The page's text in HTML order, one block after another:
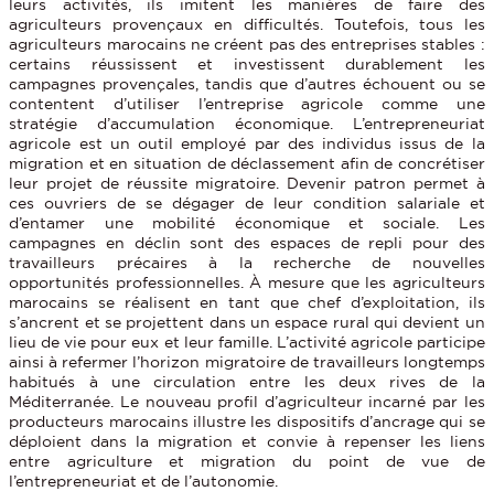
leurs activités, ils imitent les manières de faire des
agriculteurs provençaux en difficultés. Toutefois, tous les
agriculteurs marocains ne créent pas des entreprises stables :
certains réussissent et investissent durablement les
campagnes provençales, tandis que d’autres échouent ou se
contentent d’utiliser l’entreprise agricole comme une
stratégie d’accumulation économique. L’entrepreneuriat
agricole est un outil employé par des individus issus de la
migration et en situation de déclassement afin de concrétiser
leur projet de réussite migratoire. Devenir patron permet à
ces ouvriers de se dégager de leur condition salariale et
d’entamer une mobilité économique et sociale. Les
campagnes en déclin sont des espaces de repli pour des
travailleurs précaires à la recherche de nouvelles
opportunités professionnelles. À mesure que les agriculteurs
marocains se réalisent en tant que chef d’exploitation, ils
s’ancrent et se projettent dans un espace rural qui devient un
lieu de vie pour eux et leur famille. L’activité agricole participe
ainsi à refermer l’horizon migratoire de travailleurs longtemps
habitués à une circulation entre les deux rives de la
Méditerranée. Le nouveau profil d’agriculteur incarné par les
producteurs marocains illustre les dispositifs d’ancrage qui se
déploient dans la migration et convie à repenser les liens
entre agriculture et migration du point de vue de
l’entrepreneuriat et de l’autonomie.